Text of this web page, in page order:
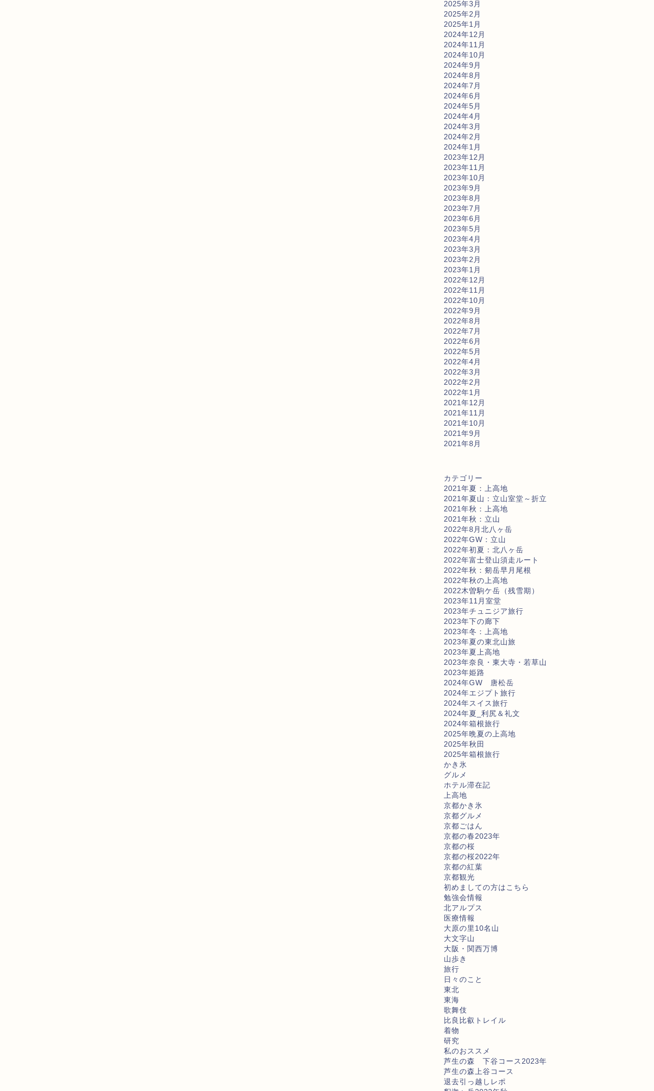
2025年3月
2025年2月
2025年1月
2024年12月
2024年11月
2024年10月
2024年9月
2024年8月
2024年7月
2024年6月
2024年5月
2024年4月
2024年3月
2024年2月
2024年1月
2023年12月
2023年11月
2023年10月
2023年9月
2023年8月
2023年7月
2023年6月
2023年5月
2023年4月
2023年3月
2023年2月
2023年1月
2022年12月
2022年11月
2022年10月
2022年9月
2022年8月
2022年7月
2022年6月
2022年5月
2022年4月
2022年3月
2022年2月
2022年1月
2021年12月
2021年11月
2021年10月
2021年9月
2021年8月
カテゴリー
2021年夏：上高地
2021年夏山：立山室堂～折立
2021年秋：上高地
2021年秋：立山
2022年8月北八ヶ岳
2022年GW：立山
2022年初夏：北八ヶ岳
2022年富士登山須走ルート
2022年秋：剱岳早月尾根
2022年秋の上高地
2022木曽駒ケ岳（残雪期）
2023年11月室堂
2023年チュニジア旅行
2023年下の廊下
2023年冬：上高地
2023年夏の東北山旅
2023年夏上高地
2023年奈良・東大寺・若草山
2023年姫路
2024年GW 唐松岳
2024年エジプト旅行
2024年スイス旅行
2024年夏_利尻＆礼文
2024年箱根旅行
2025年晩夏の上高地
2025年秋田
2025年箱根旅行
かき氷
グルメ
ホテル滞在記
上高地
京都かき氷
京都グルメ
京都ごはん
京都の春2023年
京都の桜
京都の桜2022年
京都の紅葉
京都観光
初めましての方はこちら
勉強会情報
北アルプス
医療情報
大原の里10名山
大文字山
大阪・関西万博
山歩き
旅行
日々のこと
東北
東海
歌舞伎
比良比叡トレイル
着物
研究
私のおススメ
芦生の森 下谷コース2023年
芦生の森上谷コース
退去引っ越しレポ